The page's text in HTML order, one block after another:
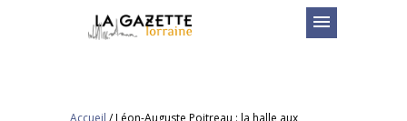
menu
Accueil /Léon-Auguste Poitreau : la halle aux